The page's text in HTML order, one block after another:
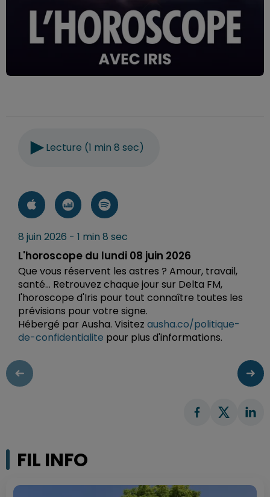
Lecture (1 min 8 sec)
8 juin 2026 - 1 min 8 sec
L'horoscope du lundi 08 juin 2026
Que vous réservent les astres ? Amour, travail,
santé... Retrouvez chaque jour sur Delta FM,
l'horoscope d'Iris pour tout connaître toutes les
prévisions pour votre signe.
Hébergé par Ausha. Visitez ausha.co/politique-
de-confidentialite pour plus d'informations.
FIL INFO